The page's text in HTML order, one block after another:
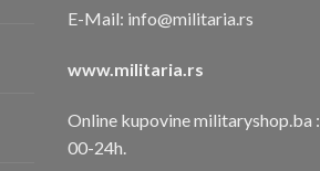
E-Mail: info@militaria.rs
www.militaria.rs
Online kupovine militaryshop.ba :
00-24h.